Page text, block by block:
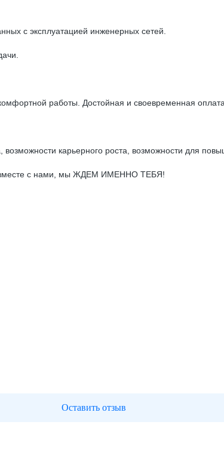
с эксплуатацией инженерных сетей.
работы. Достойная и своевременная
карьерного роста, возможности для
вместе с нами, мы ЖДЕМ ИМЕННО ТЕБЯ!
Оставить отзыв